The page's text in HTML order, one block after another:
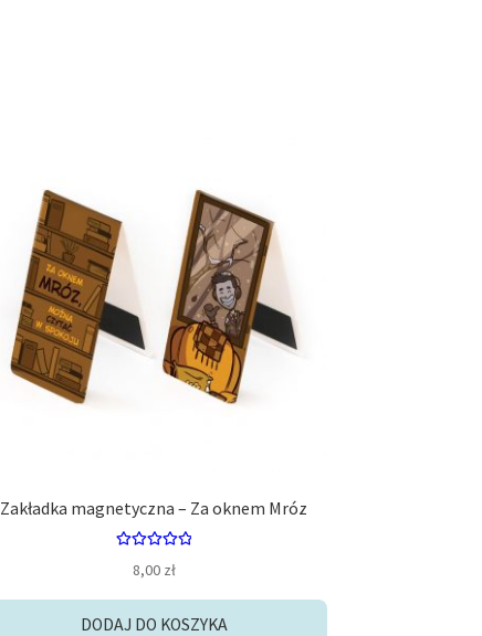
Zakładka magnetyczna – Za oknem Mróz
5.00 na 5
8,00 zł
DODAJ DO KOSZYKA